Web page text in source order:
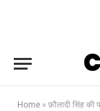
Home » फ़ौलादी सिंह की पहली